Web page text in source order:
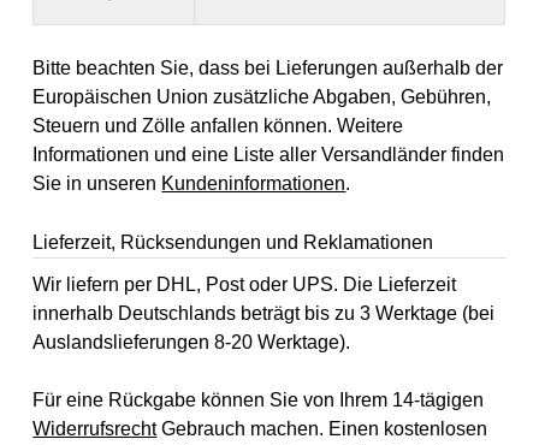
Bitte beachten Sie, dass bei Lieferungen außerhalb der
Europäischen Union zusätzliche Abgaben, Gebühren,
Steuern und Zölle anfallen können. Weitere
Informationen und eine Liste aller Versandländer finden
Sie in unseren Kundeninformationen.
Lieferzeit, Rücksendungen und Reklamationen
Wir liefern per DHL, Post oder UPS. Die Lieferzeit
innerhalb Deutschlands beträgt bis zu 3 Werktage (bei
Auslandslieferungen 8-20 Werktage).
Für eine Rückgabe können Sie von Ihrem 14-tägigen
WiderrufsrechtGebrauch machen. Einen kostenlosen